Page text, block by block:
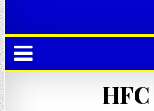
HFC